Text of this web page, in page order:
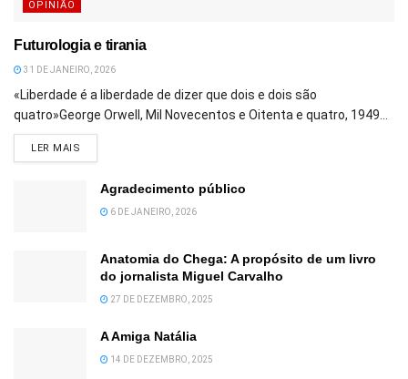
OPINIÃO
Futurologia e tirania
31 DE JANEIRO, 2026
«Liberdade é a liberdade de dizer que dois e dois são
quatro»George Orwell, Mil Novecentos e Oitenta e quatro, 1949...
LER MAIS
Agradecimento público
6 DE JANEIRO, 2026
Anatomia do Chega: A propósito de um livro
do jornalista Miguel Carvalho
27 DE DEZEMBRO, 2025
A Amiga Natália
14 DE DEZEMBRO, 2025